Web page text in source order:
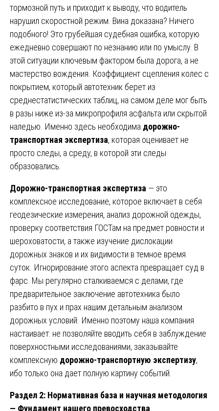
тормозной путь и приходит к выводу, что водитель
нарушил скоростной режим. Вина доказана? Ничего
подобного! Это грубейшая судебная ошибка, которую
ежедневно совершают по незнанию или по умыслу. В
этой ситуации ключевым фактором была дорога, а не
мастерство вождения. Коэффициент сцепления колес с
покрытием, который автотехник берет из
среднестатистических таблиц, на самом деле мог быть
в разы ниже из-за микропрофиля асфальта или скрытой
наледью. Именно здесь необходима дорожно-
транспортная экспертиза, которая оценивает не
просто следы, а среду, в которой эти следы
образовались.
Дорожно-транспортная экспертиза — это
комплексное исследование, которое включает в себя
геодезические измерения, анализ дорожной одежды,
проверку соответствия ГОСТам на предмет ровности и
шероховатости, а также изучение дислокации
дорожных знаков и их видимости в темное время
суток. Игнорирование этого аспекта превращает суд в
фарс. Мы регулярно сталкиваемся с делами, где
предварительное заключение автотехника было
разбито в пух и прах нашим детальным анализом
дорожных условий. Именно поэтому наша компания
настаивает: не позволяйте вводить себя в заблуждение
поверхностными исследованиями, заказывайте
комплексную дорожно-транспортную экспертизу,
ибо только она дает полную картину событий.
Раздел 2: Нормативная база и научная методология
— Фундамент нашего превосходства